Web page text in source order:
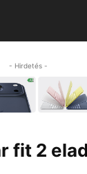
- Hirdetés -
fit 2